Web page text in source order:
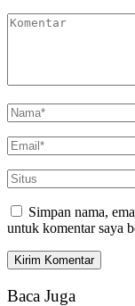
Simpan nama,
untuk komentar saya
Baca Juga